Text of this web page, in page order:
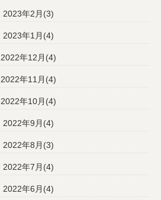
2023年2月(3)
2023年1月(4)
2022年12月(4)
2022年11月(4)
2022年10月(4)
2022年9月(4)
2022年8月(3)
2022年7月(4)
2022年6月(4)